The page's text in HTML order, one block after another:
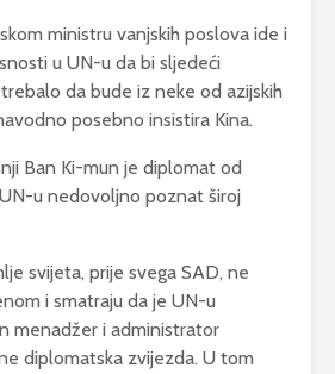
ministru vanjskih poslova ide i
u UN-u da bi sljedeći
da bude iz neke od azijskih
posebno insistira Kina.
Ban Ki-mun je diplomat od
u nedovoljno poznat široj
svijeta, prije svega SAD, ne
i smatraju da je UN-u
menadžer i administrator
diplomatska zvijezda. U tom